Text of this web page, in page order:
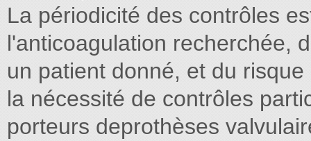
La périodicité des contrôles
l'anticoagulation recherchée,
un patient donné, et du
la nécessité de contrôles
porteurs deprothèses